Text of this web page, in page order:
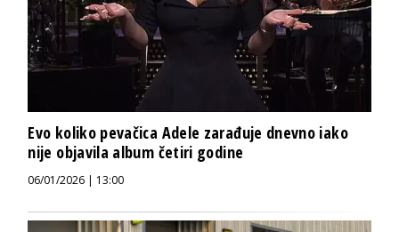
Evo koliko pevačica Adele zarađuje dnevno iako
nije objavila album četiri godine
06/01/2026 | 13:00